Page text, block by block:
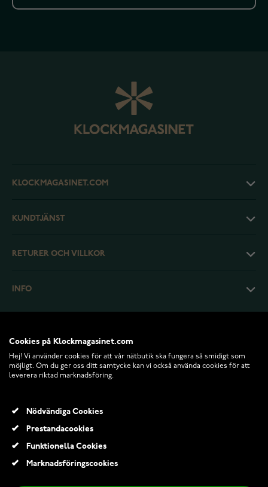
KLOCKMAGASINET.COM
KUNDTJÄNST
RETURER OCH VILLKOR
INFO
© 2026 Klockmagasinet.com
Cookies på Klockmagasinet.com
Hej! Vi använder cookies för att vår nätbutik ska fungera så smidigt som
möjligt. Om du ger oss ditt samtycke kan vi också använda cookies för att
leverera riktad marknadsföring.
Nödvändiga Cookies
Prestandacookies
Funktionella Cookies
Marknadsföringscookies